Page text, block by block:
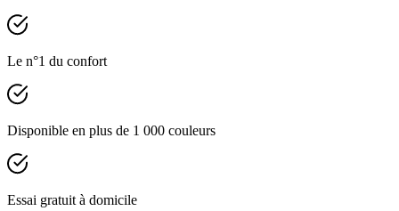
Le n°1 du confort
Disponible en plus de 1 000 couleurs
Essai gratuit à domicile